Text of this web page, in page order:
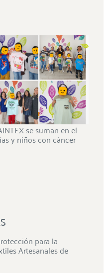
se suman en el
y niños con cáncer
para la
Artesanales de